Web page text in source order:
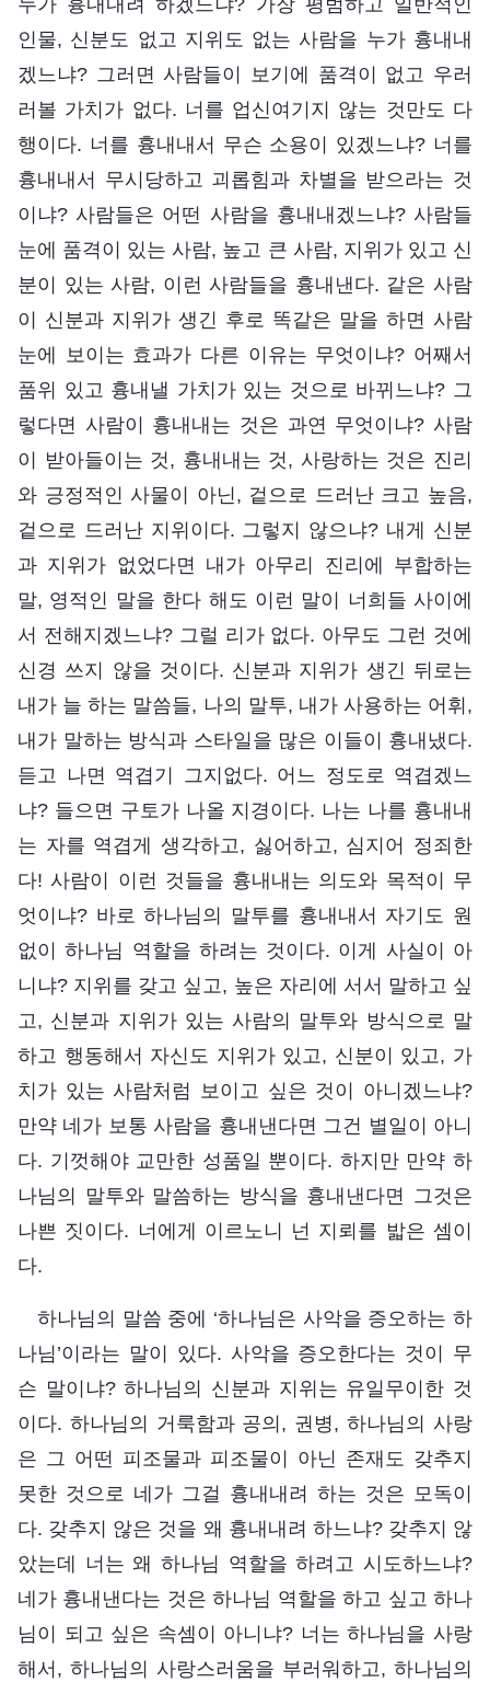
인물, 신분도 없고 지위도 없는 사람을 누가 흉내내
겠느냐? 그러면 사람들이 보기에 품격이 없고 우러
러볼 가치가 없다. 너를 업신여기지 않는 것만도 다
행이다. 너를 흉내내서 무슨 소용이 있겠느냐? 너를
흉내내서 무시당하고 괴롭힘과 차별을 받으라는 것
이냐? 사람들은 어떤 사람을 흉내내겠느냐? 사람들
눈에 품격이 있는 사람, 높고 큰 사람, 지위가 있고 신
분이 있는 사람, 이런 사람들을 흉내낸다. 같은 사람
이 신분과 지위가 생긴 후로 똑같은 말을 하면 사람
눈에 보이는 효과가 다른 이유는 무엇이냐? 어째서
품위 있고 흉내낼 가치가 있는 것으로 바뀌느냐? 그
렇다면 사람이 흉내내는 것은 과연 무엇이냐? 사람
이 받아들이는 것, 흉내내는 것, 사랑하는 것은 진리
와 긍정적인 사물이 아닌, 겉으로 드러난 크고 높음,
겉으로 드러난 지위이다. 그렇지 않으냐? 내게 신분
과 지위가 없었다면 내가 아무리 진리에 부합하는
말, 영적인 말을 한다 해도 이런 말이 너희들 사이에
서 전해지겠느냐? 그럴 리가 없다. 아무도 그런 것에
신경 쓰지 않을 것이다. 신분과 지위가 생긴 뒤로는
내가 늘 하는 말씀들, 나의 말투, 내가 사용하는 어휘,
내가 말하는 방식과 스타일을 많은 이들이 흉내냈다.
듣고 나면 역겹기 그지없다. 어느 정도로 역겹겠느
냐? 들으면 구토가 나올 지경이다. 나는 나를 흉내내
는 자를 역겹게 생각하고, 싫어하고, 심지어 정죄한
다! 사람이 이런 것들을 흉내내는 의도와 목적이 무
엇이냐? 바로 하나님의 말투를 흉내내서 자기도 원
없이 하나님 역할을 하려는 것이다. 이게 사실이 아
니냐? 지위를 갖고 싶고, 높은 자리에 서서 말하고 싶
고, 신분과 지위가 있는 사람의 말투와 방식으로 말
하고 행동해서 자신도 지위가 있고, 신분이 있고, 가
치가 있는 사람처럼 보이고 싶은 것이 아니겠느냐?
만약 네가 보통 사람을 흉내낸다면 그건 별일이 아니
다. 기껏해야 교만한 성품일 뿐이다. 하지만 만약 하
나님의 말투와 말씀하는 방식을 흉내낸다면 그것은
나쁜 짓이다. 너에게 이르노니 넌 지뢰를 밟은 셈이
다.
하나님의 말씀 중에 ‘하나님은 사악을 증오하는 하
나님’이라는 말이 있다. 사악을 증오한다는 것이 무
슨 말이냐? 하나님의 신분과 지위는 유일무이한 것
이다. 하나님의 거룩함과 공의, 권병, 하나님의 사랑
은 그 어떤 피조물과 피조물이 아닌 존재도 갖추지
못한 것으로 네가 그걸 흉내내려 하는 것은 모독이
다. 갖추지 않은 것을 왜 흉내내려 하느냐? 갖추지 않
았는데 너는 왜 하나님 역할을 하려고 시도하느냐?
네가 흉내낸다는 것은 하나님 역할을 하고 싶고 하나
님이 되고 싶은 속셈이 아니냐? 너는 하나님을 사랑
해서, 하나님의 사랑스러움을 부러워하고, 하나님의